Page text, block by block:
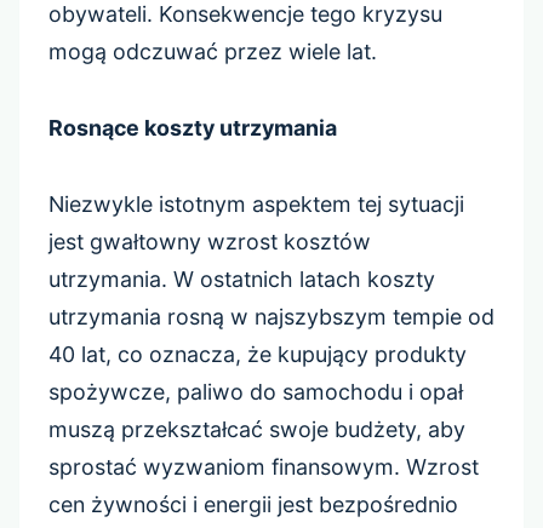
obywateli. Konsekwencje tego kryzysu
mogą odczuwać przez wiele lat.
Rosnące koszty utrzymania
Niezwykle istotnym aspektem tej sytuacji
jest gwałtowny wzrost kosztów
utrzymania. W ostatnich latach koszty
utrzymania rosną w najszybszym tempie od
40 lat, co oznacza, że ​​kupujący produkty
spożywcze, paliwo do samochodu i opał
muszą przekształcać swoje budżety, aby
sprostać wyzwaniom finansowym. Wzrost
cen żywności i energii jest bezpośrednio